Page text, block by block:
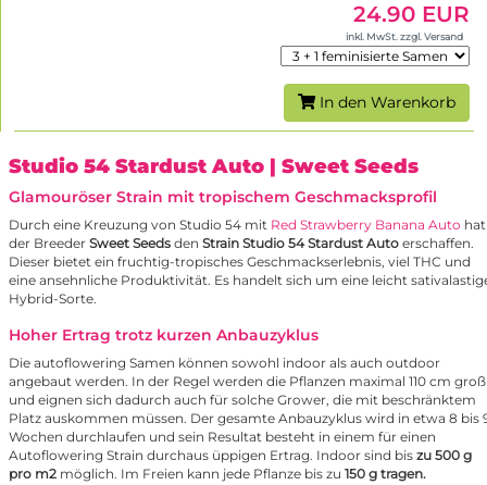
24.90 EUR
inkl. MwSt. zzgl. Versand
In den Warenkorb
Studio 54 Stardust Auto | Sweet Seeds
Glamouröser Strain mit tropischem Geschmacksprofil
Durch eine Kreuzung von Studio 54 mit Red Strawberry Banana Auto hat
der Breeder Sweet Seeds den Strain Studio 54 Stardust Auto erschaffen.
Dieser bietet ein fruchtig-tropisches Geschmackserlebnis, viel THC und
eine ansehnliche Produktivität. Es handelt sich um eine leicht
Hybrid-Sorte.
Hoher Ertrag trotz kurzen Anbauzyklus
Die autoflowering Samen können sowohl indoor als auch outdoor
angebaut werden. In der Regel werden die Pflanzen maximal 110 cm groß
und eignen sich dadurch auch für solche Grower, die mit beschränktem
Platz auskommen müssen. Der gesamte Anbauzyklus wird in etwa 8 bis
Wochen durchlaufen und sein Resultat besteht in einem für einen
Autoflowering Strain durchaus üppigen Ertrag. Indoor sind bis zu 500 g
pro m2 möglich. Im Freien kann jede Pflanze bis zu 150 g tragen.